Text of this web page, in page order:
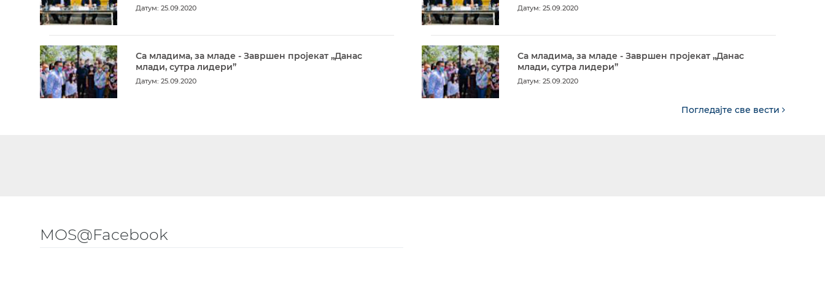
Датум: 25.09.2020
Са младима, за младе - Завршен пројекат „Данас
млади, сутра лидери”
Датум: 25.09.2020
Датум: 25.09.2020
Са младима, за младе - Завршен пројекат „Данас
млади, сутра лидери”
Датум: 25.09.2020
Погледајте све вести
MOS@Facebook